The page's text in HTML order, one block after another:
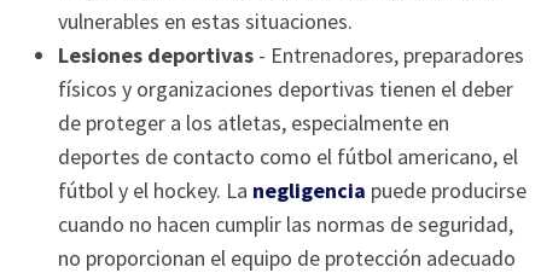
vulnerables en estas situaciones.
Lesiones deportivas - Entrenadores, preparadores
físicos y organizaciones deportivas tienen el deber
de proteger a los atletas, especialmente en
deportes de contacto como el fútbol americano, el
fútbol y el hockey. La negligencia puede producirse
cuando no hacen cumplir las normas de seguridad,
no proporcionan el equipo de protección adecuado